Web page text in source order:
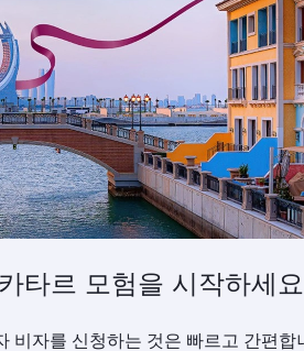
타르 모험을 시작하세요
비자를 신청하는 것은 빠르고 간편합